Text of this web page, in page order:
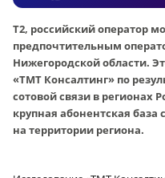
Т2, российский оператор
предпочтительным
Нижегородской области.
«ТМТ Консалтинг» по
сотовой связи в регионах
крупная абонентская
на территории региона.